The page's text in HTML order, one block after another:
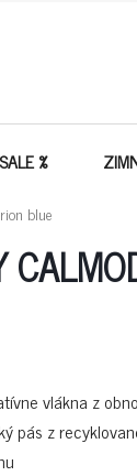
SALE %
blue
vlákna z
pás z